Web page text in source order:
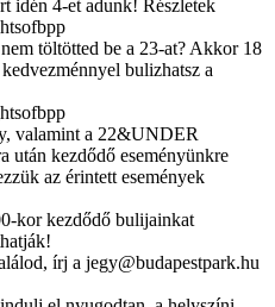
idén 4-et adunk! Részletek
töltötted be a 23-at? Akkor 18
bulizhatsz a
valamint a 22&UNDER
után kezdődő eseményünkre
az érintett események
kor kezdődő bulijainkat
írj a jegy@budapestpark.hu